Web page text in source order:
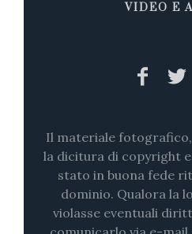
VIDEO E
Il materiale
la dicitura di copyright
stato in buona fede
dominio. Qualora la
violasse eventuali